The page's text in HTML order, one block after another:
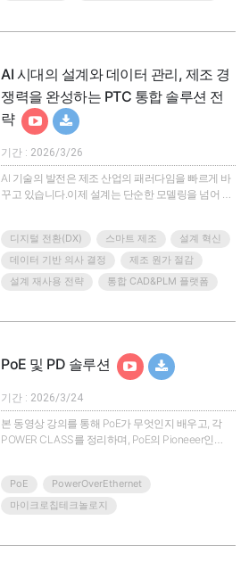
AI 시대의 설계와 데이터 관리, 제조 경
쟁력을 완성하는 PTC 통합 솔루션 전
략
기간 : 2026/3/26
AI 기술의 발전은 제조 산업의 패러다임을 빠르게 바
꾸고 있습니다.이제 설계는 단순한 모델링을 넘어 지
고 있습니다.이번 웨비나에서는 AI 시대에 맞는 설계
혁신과 데이터 통합 관리 전략을 중심으로, PTC의 통
합 솔루션이 어떻게 제조 기업의 경쟁력을 완성하는
지 소개합니다.설계 단계에서 생성되는 방대한 데이
기반 인사이트로 확장하는 전략은 이제 선택이 아닌
디지털 전환(DX) 스마트 제조
설계 혁신
데이터 기반 의사 결정
제조 원가 절감
설계 재사용 전략
통합 CAD&PLM 플랫폼
PoE 및 PD 솔루션
기간 : 2026/3/24
본 동영상 강의를 통해 PoE가 무엇인지 배우고, 각
POWER CLASS를 정리하며, PoE의 Pioneeer인
특화되어 있으므로 application 및 Port 별, Power별
최적의 솔루션을 소개하고자 합니다. 또한 고객사에
PoE
PowerOverEthernet
마이크로칩테크놀로지